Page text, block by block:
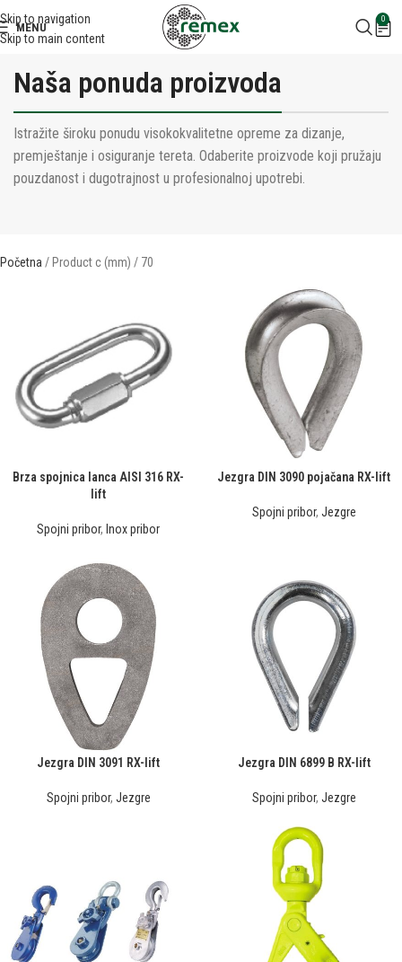
Skip to navigation
Skip to main content
MENU
0
Naša ponuda proizvoda
Istražite široku ponudu visokokvalitetne opreme za dizanje,
premještanje i osiguranje tereta. Odaberite proizvode koji pružaju
pouzdanost i dugotrajnost u profesionalnoj upotrebi.
Početna Product c (mm) 70
Brza spojnica lanca AISI 316 RX-
lift
Spojni pribor, Inox pribor
Jezgra DIN 3090 pojačana RX-lift
Spojni pribor, Jezgre
Jezgra DIN 3091 RX-lift
Spojni pribor, Jezgre
Jezgra DIN 6899 B RX-lift
Spojni pribor, Jezgre